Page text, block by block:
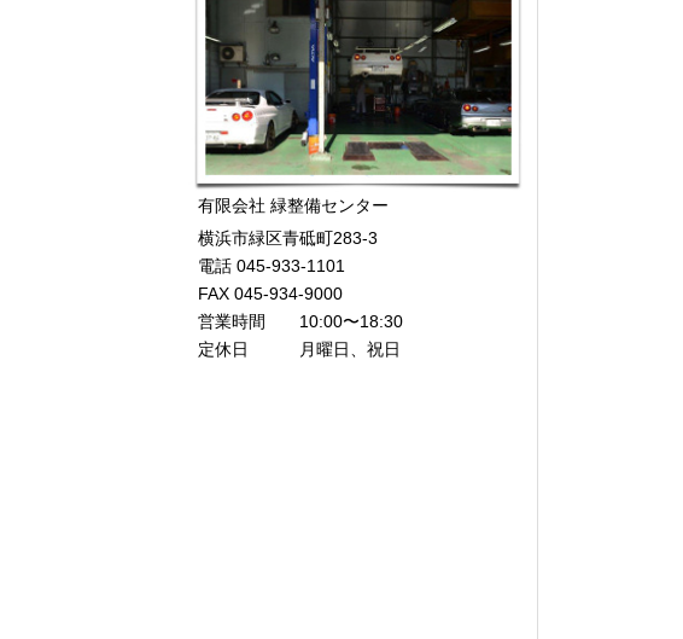
有限会社 緑整備センター
横浜市緑区青砥町283-3
電話 045-933-1101
FAX 045-934-9000
営業時間 10:00〜18:30
定休日 月曜日、祝日